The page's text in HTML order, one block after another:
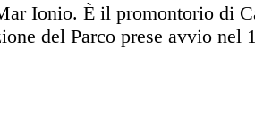
Ionio. È il promontorio di
del Parco prese avvio nel